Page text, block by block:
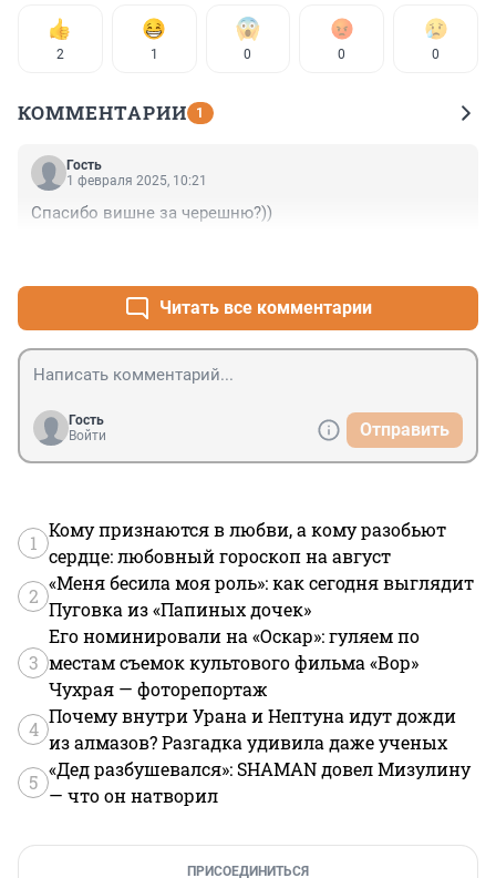
2 1 0 0 0
КОММЕНТАРИИ 1
Гость
1 февраля 2025, 10:21
Спасибо вишне за черешню?))
Читать все комментарии
Гость
Войти
Отправить
1
Кому признаются в любви, а кому разобьют
сердце: любовный гороскоп на август
2
«Меня бесила моя роль»: как сегодня выглядит
Пуговка из «Папиных дочек»
3
Его номинировали на «Оскар»: гуляем по
местам съемок культового фильма «Вор»
Чухрая — фоторепортаж
4
Почему внутри Урана и Нептуна идут дожди
из алмазов? Разгадка удивила даже ученых
5
«Дед разбушевался»: SHAMAN довел Мизулину
— что он натворил
ПРИСОЕДИНИТЬСЯ